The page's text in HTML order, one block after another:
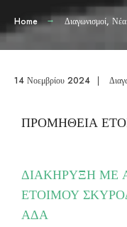
Home Διαγωνισμοί, Νέα
14 Νοεμβρίου 2024 |
ΠΡΟΜΗΘΕΙΑ
ΔΙΑΚΗΡΥΞΗ ΜΕ
ΕΤΟΙΜΟΥ
ΑΔΑ